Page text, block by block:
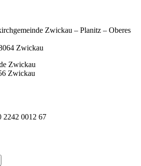
Zwickau – Planitz – Oberes
Zwickau
Zwickau
Zwickau
0012 67